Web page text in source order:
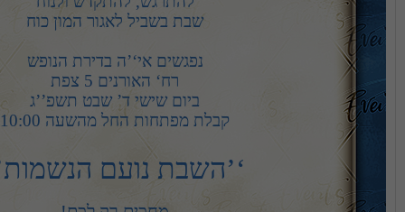
נפגשים אי‘’ה בדירת הנופש
קבלת מפתחות החל מהשעה 10:00
נועם הנשמות’’